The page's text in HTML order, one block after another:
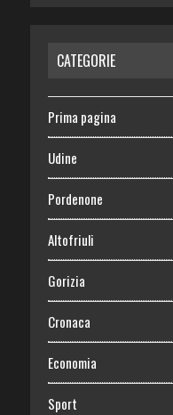
CATEGORIE
Prima pagina
Udine
Pordenone
Altofriuli
Gorizia
Cronaca
Economia
Sport